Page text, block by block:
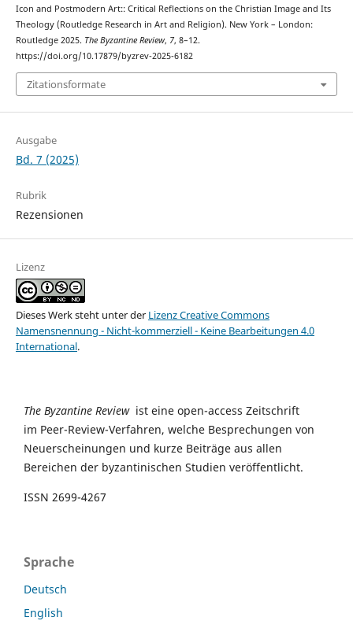
Icon and Postmodern Art:: Critical Reflections on the Christian Image and Its
Theology (Routledge Research in Art and Religion). New York – London:
Routledge 2025. The Byzantine Review, 7, 8–12.
https://doi.org/10.17879/byzrev-2025-6182
Zitationsformate
Ausgabe
Bd. 7 (2025)
Rubrik
Rezensionen
Lizenz
Dieses Werk steht unter der Lizenz Creative Commons
Namensnennung - Nicht-kommerziell - Keine Bearbeitungen 4.0
International.
The Byzantine Reviewist eine open-access Zeitschrift
im Peer-Review-Verfahren, welche Besprechungen von
Neuerscheinungen und kurze Beiträge aus allen
Bereichen der byzantinischen Studien veröffentlicht.
ISSN 2699-4267
Sprache
Deutsch
English